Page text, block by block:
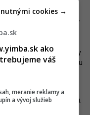
rekonštrukcie
začala druhá etapa, keď
V priebehu budúceho
ktorá bude
mestský zámer obnovy
vychádzajú z Manuálu
v podobnom duchu
nadviaže Sasinkovou.
začať práce na
ako
váš
meranie reklamy a
a vývoj služieb
cookies →